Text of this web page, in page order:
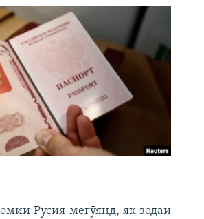
Русия мегӯянд, як зодаи